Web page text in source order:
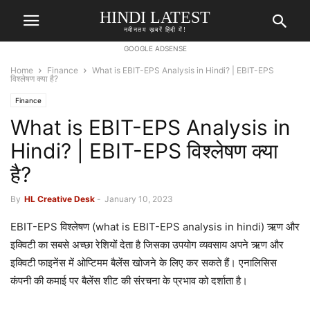
HINDI LATEST
नवीनतम ख़बरें हिंदी में!
GOOGLE ADSENSE
Home Finance
What is EBIT-EPS Analysis in Hindi? | EBIT-EPS
विश्लेषण क्या है?
Finance
What is EBIT-EPS Analysis in
Hindi? | EBIT-EPS विश्लेषण क्या
है?
By HL Creative Desk - January 10, 2023
EBIT-EPS विश्लेषण (what is EBIT-EPS analysis in hindi) ऋण और
इक्विटी का सबसे अच्छा रेशियों देता है जिसका उपयोग व्यवसाय अपने ऋण और
इक्विटी फाइनेंस में ओप्टिमम बैलेंस खोजने के लिए कर सकते हैं। एनालिसिस
कंपनी की कमाई पर बैलेंस शीट की संरचना के प्रभाव को दर्शाता है।